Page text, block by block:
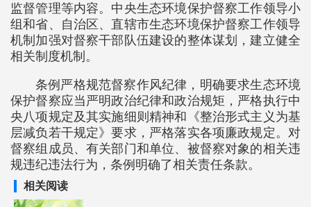
监督管理等内容。中央生态环境保护督察工作领导小
组和省、自治区、直辖市生态环境保护督察工作领导
机制加强对督察干部队伍建设的整体谋划，建立健全
相关制度机制。
条例严格规范督察作风纪律，明确要求生态环境
保护督察应当严明政治纪律和政治规矩，严格执行中
央八项规定及其实施细则精神和《整治形式主义为基
层减负若干规定》要求，严格落实各项廉政规定。对
督察组成员、有关部门和单位、被督察对象的相关违
规违纪违法行为，条例明确了相关责任条款。
相关阅读